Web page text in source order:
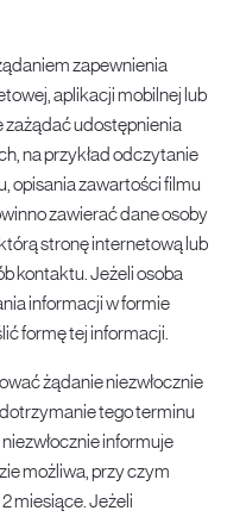
zapewnienia
aplikacji mobilnej lub
zażądać udostępnienia
na przykład odczytanie
opisania zawartości filmu
zawierać dane osoby
stronę internetową lub
kontaktu. Jeżeli osoba
informacji w formie
formę tej informacji.
żądanie niezwłocznie
dotrzymanie tego terminu
informuje
możliwa, przy czym
miesiące. Jeżeli